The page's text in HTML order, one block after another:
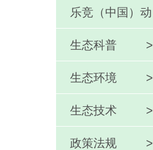
乐竞（中国）动
态
>
生态科普 >
生态环境 >
生态技术 >
政策法规 >